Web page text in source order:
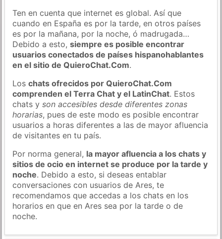
Ten en cuenta que internet es global. Así que
cuando en España es por la tarde, en otros países
es por la mañana, por la noche, ó madrugada…
Debido a esto,siempre es posible encontrar
usuarios conectados de países hispanohablantes
en el sitio de QuieroChat.Com.
Loschats ofrecidos por QuieroChat.Com
comprenden el Terra Chat y el LatinChat. Estos
chats yson accesibles desde diferentes zonas
horarias, pues de este modo es posible encontrar
usuarios a horas diferentes a las de mayor afluencia
de visitantes en tu país.
Por norma general, la mayor afluencia a los chats y
sitios de ocio en internet se produce por la tarde y
noche. Debido a esto, si deseas entablar
conversaciones con usuarios de Ares, te
recomendamos que accedas a los chats en los
horarios en que en Ares sea por la tarde o de
noche.